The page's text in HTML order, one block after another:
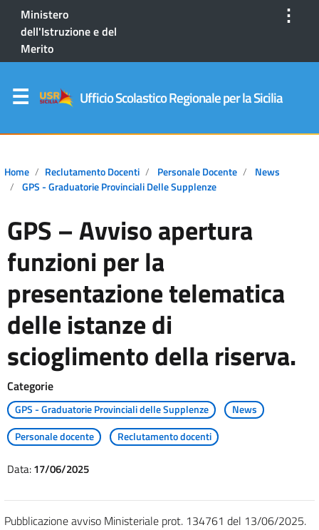
Ministero
dell'Istruzione e del
Merito
⋮
Ufficio Scolastico Regionale per la Sicilia
Home Reclutamento Docenti Personale Docente
News
GPS - Graduatorie Provinciali Delle Supplenze
GPS – Avviso apertura
funzioni per la
presentazione telematica
delle istanze di
scioglimento della riserva.
Categorie
GPS - Graduatorie Provinciali delle Supplenze
News
Personale docente
Reclutamento docenti
Data:17/06/2025
Pubblicazione avviso Ministeriale prot. 134761 del 13/06/2025.